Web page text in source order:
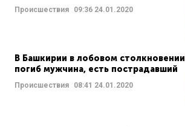
Происшествия 09:36 24.01.2020
В Башкирии в лобовом столкновении
погиб мужчина, есть пострадавший
Происшествия 08:41 24.01.2020